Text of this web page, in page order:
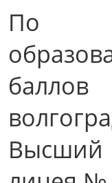
По
баллов
Высший